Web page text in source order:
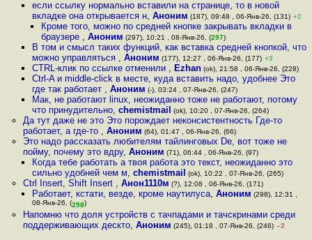
если ссылку нормально вставили на странице, то в новой
вкладке она открывается н, Аноним (187), 09:48 , 06-Янв-26, (131) +2
Кроме того, можно по средней кнопке закрывать вкладки в
браузере ,Аноним (297), 10:21 , 08-Янв-26, (297)
В том и смысл таких функций, как вставка средней кнопкой, что
можно управляться , Аноним (177), 12:27 , 06-Янв-26, (177) +3
CTRL-клик по ссылке отменили , Ezhan(ok), 21:58 , 06-Янв-26, (228)
Ctrl-A и middle-click в месте, куда вставить надо, удобнее Это
где так работает , Аноним (-), 03:24 , 07-Янв-26, (247)
Мак, не работают linux, неожиданно тоже не работают, потому
что принудительно, chemistmail (ok), 10:20 , 07-Янв-26, (264)
Да тут даже не это Это порождает неконсистентность Где-то
работает, а где-то , Аноним (64), 01:47 , 06-Янв-26, (66)
Это надо рассказать любителям тайлинговых De, вот тоже не
пойму, почему это вдру, Аноним (71), 06:44 , 06-Янв-26, (97)
Когда тебе работать а твоя работа это текст, неожиданно это
сильно удобней чем м, chemistmail (ok), 10:22 , 07-Янв-26, (265)
Ctrl Insert, Shift Insert , Анон1110м (?), 12:08 , 06-Янв-26, (171)
Работает, кстати, везде, кроме наутилуса, Аноним (298), 12:31 ,
08-Янв-26, (298)
Напомню что доля устройств с тачпадами и тачскринами среди
поддерживающих дескто, Аноним (245), 01:18 , 07-Янв-26, (246) –2